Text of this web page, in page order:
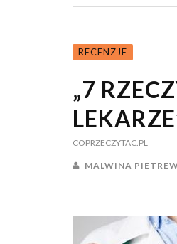
RECENZJE
„7
COPRZECZYTAC.PL
MALWINA